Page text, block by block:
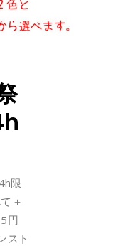
限
＋
円
スト